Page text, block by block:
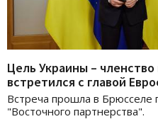
Цель Украины –
встретился с главой
Встреча прошла в
"Восточного партнерства".